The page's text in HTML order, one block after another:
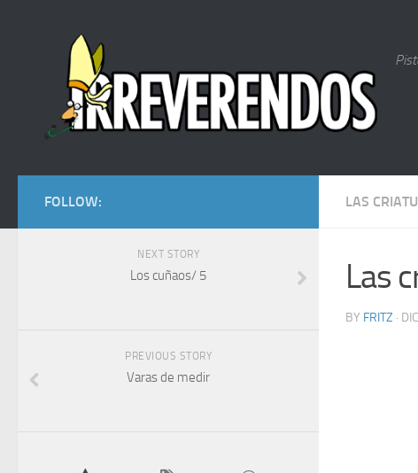
LAS
Las
BY FRITZ ·
FOLLOW:
NEXT STORY
Los cuñaos/ 5
PREVIOUS STORY
Varas de medir